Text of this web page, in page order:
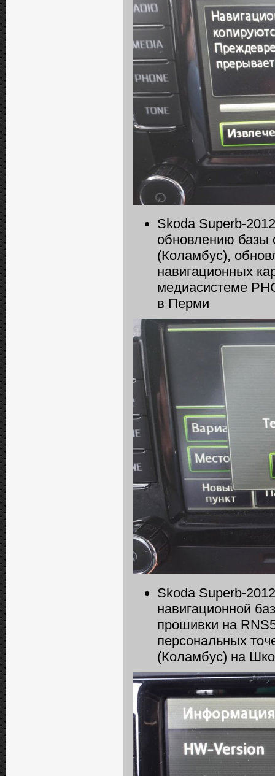
Skoda Superb-
обновлению базы
(Коламбус),
навигационных
медиасистеме
в Перми
Skoda Superb-
навигационной
прошивки на
персональных
(Коламбус) на